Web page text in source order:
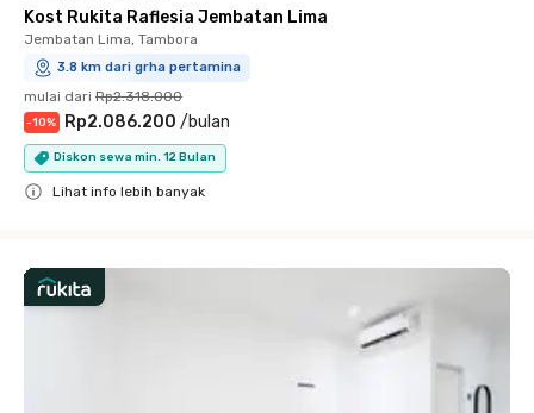
Kost Rukita Raflesia Jembatan Lima
Jembatan Lima, Tambora
3.8 km dari grha pertamina
mulai dari Rp2.318.000
-10% Rp2.086.200 /bulan
Diskon sewa min. 12 Bulan
Lihat info lebih banyak